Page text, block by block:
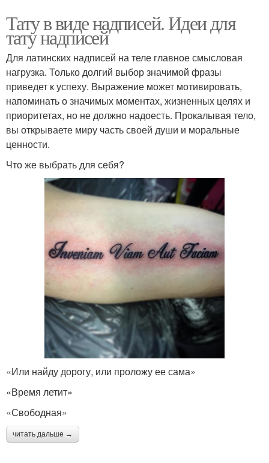
Тату в виде надписей. Идеи для
тату надписей
Для латинских надписей на теле главное смысловая
нагрузка. Только долгий выбор значимой фразы
приведет к успеху. Выражение может мотивировать,
напоминать о значимых моментах, жизненных целях и
приоритетах, но не должно надоесть. Прокалывая тело,
вы открываете миру часть своей души и моральные
ценности.
Что же выбрать для себя?
«Или найду дорогу, или проложу ее сама»
«Время летит»
«Свободная»
читать дальше →